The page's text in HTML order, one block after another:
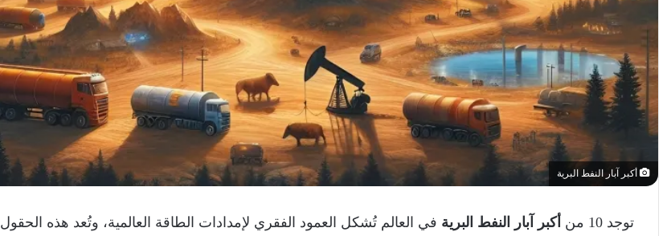
أكبر آبار النفط البرية
توجد 10 من أكبر آبار النفط البرية في العالم تُشكل العمود الفقري لإمدادات الطاقة العالمية، وتُعد هذه الحقول